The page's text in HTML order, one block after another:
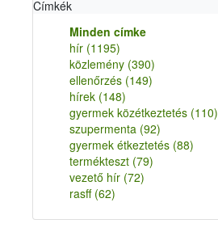
Címkék
Minden címke
hír (1195)
közlemény (390)
ellenőrzés (149)
hírek (148)
gyermek közétkeztetés (110)
szupermenta (92)
gyermek étkeztetés (88)
termékteszt (79)
vezető hír (72)
rasff (62)